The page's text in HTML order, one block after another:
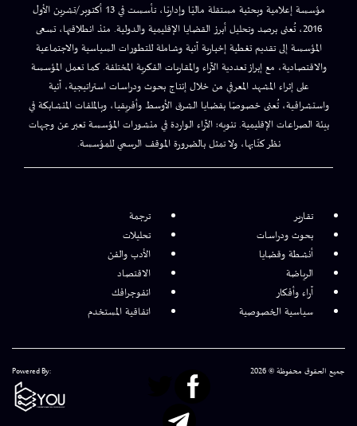
مؤسسة إعلامية وبحثية مستقلة ماليًا وإداريًا، تأسست في 13 أكتوبر/تشرين الأول
2016، تُعنى برصد وتحليل أبرز القضايا الإقليمية والدولية. منذ انطلاقتها، تسعى
المؤسسة إلى تقديم تغطية إخبارية آنية وشاملة للتطورات السياسية والاجتماعية
والاقتصادية، مع إبراز تعددية الآراء والمقاربات الفكرية المختلفة. كما تعمل المؤسسة
على إثراء المشهد المعرفي من خلال إنتاج بحوث ودراسات استراتيجية، آنية
واستشرافية، تُعنى خصوصًا بقضايا الشرق الأوسط وأفريقيا، وبالملفات المتشابكة في
بيئة الصراعات الإقليمية. تنويه: الآراء الواردة في منشورات المؤسسة تعبر عن وجهات
نظر كتّابها، ولا تمثل بالضرورة الموقف الرسمي للمؤسسة.
تقارير
ترجمة
بحوث ودراسات
تحليلات
أنشطة وقضايا
الأدب والفن
الرياضة
الاقتصاد
آراء وأفكار
انفوجرافك
سياسية الخصوصية
اتفاقية المستخدم
جميع الحقوق محفوظة © 2026 Powered By: